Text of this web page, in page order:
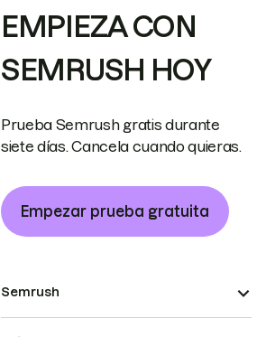
EMPIEZA CON
SEMRUSH HOY
Prueba Semrush gratis durante
siete días. Cancela cuando quieras.
Empezar prueba gratuita
Semrush